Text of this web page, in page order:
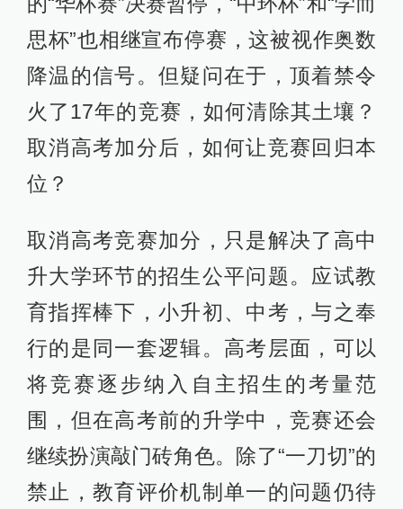
思杯”也相继宣布停赛，这被视作奥数
降温的信号。但疑问在于，顶着禁令
火了17年的竞赛，如何清除其土壤？
取消高考加分后，如何让竞赛回归本
位？
取消高考竞赛加分，只是解决了高中
升大学环节的招生公平问题。应试教
育指挥棒下，小升初、中考，与之奉
行的是同一套逻辑。高考层面，可以
将竞赛逐步纳入自主招生的考量范
围，但在高考前的升学中，竞赛还会
继续扮演敲门砖角色。除了“一刀切”的
禁止，教育评价机制单一的问题仍待